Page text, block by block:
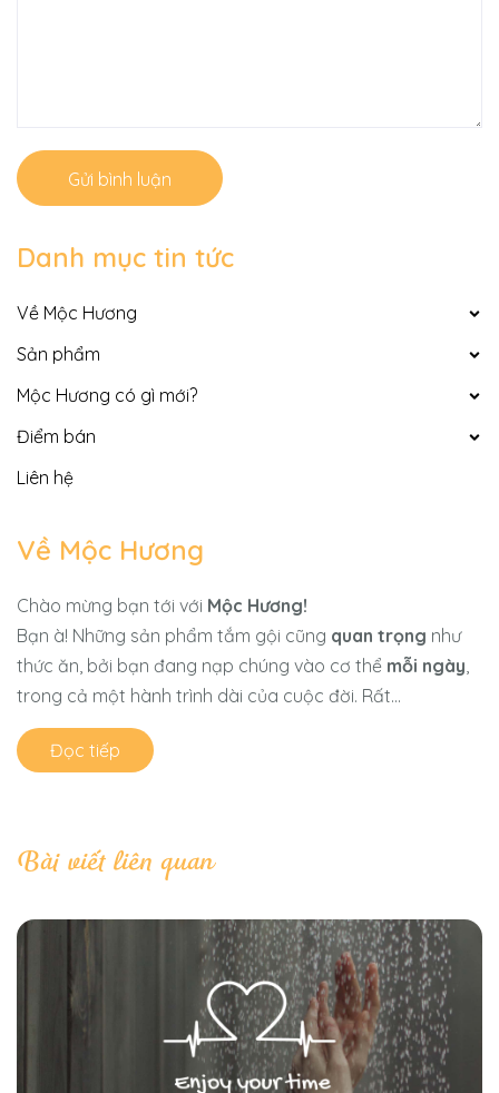
Gửi bình luận
Danh mục tin tức
Về Mộc Hương
Sản phẩm
Mộc Hương có gì mới?
Điểm bán
Liên hệ
Về Mộc Hương
Chào mừng bạn tới với Mộc Hương!
Bạn à! Những sản phẩm tắm gội cũng quan trọng như
thức ăn, bởi bạn đang nạp chúng vào cơ thể mỗi ngày,
trong cả một hành trình dài của cuộc đời. Rất...
Đọc tiếp
Bài viết liên quan